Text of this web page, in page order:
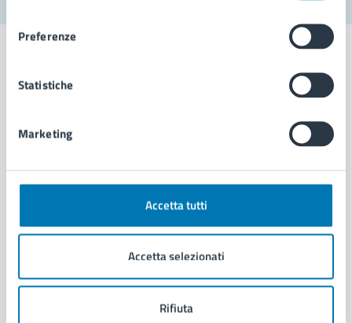
Preferenze
Statistiche
Marketing
Accetta tutti
Accetta selezionati
Rifiuta
Aree amministrative
Uffici
Politici